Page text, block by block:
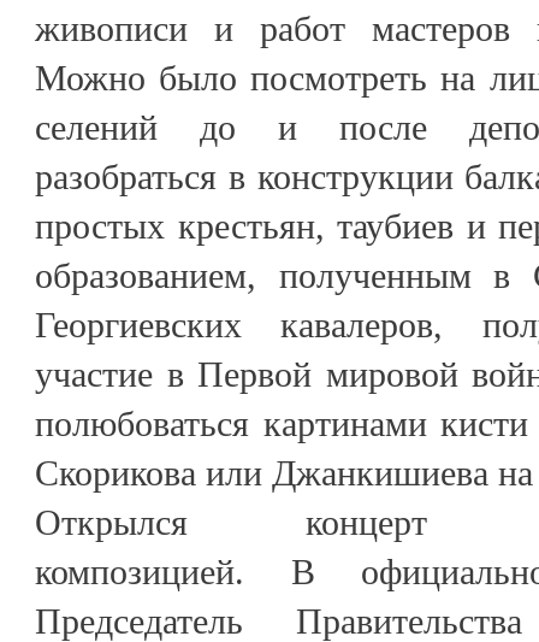
живописи и работ мастеров
Можно было посмотреть на
селений до и после
разобраться в конструкции
простых крестьян, таубиев и
образованием, полученным в
Георгиевских кавалеров,
участие в Первой мировой
полюбоваться картинами
Скорикова или Джанкишиева
Открылся концерт
композицией. В
Председатель